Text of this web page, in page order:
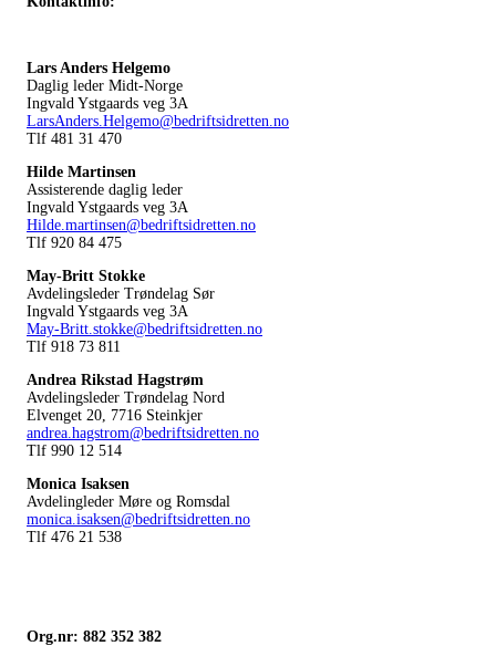
Lars Anders Helgemo
Daglig leder Midt-Norge
Ingvald Ystgaards veg 3A
LarsAnders.Helgemo@bedriftsidretten.no
Tlf 481 31 470
Hilde Martinsen
Assisterende daglig leder
Ingvald Ystgaards veg 3A
Hilde.martinsen@bedriftsidretten.no
Tlf 920 84 475
May-Britt Stokke
Avdelingsleder Trøndelag Sør
Ingvald Ystgaards veg 3A
May-Britt.stokke@bedriftsidretten.no
Tlf 918 73 811
Andrea Rikstad Hagstrøm
Avdelingsleder Trøndelag Nord
Elvenget 20, 7716 Steinkjer
andrea.hagstrom@bedriftsidretten.no
Tlf 990 12 514
Monica Isaksen
Avdelingleder Møre og Romsdal
monica.isaksen@bedriftsidretten.no
Tlf 476 21 538
Org.nr: 882 352 382